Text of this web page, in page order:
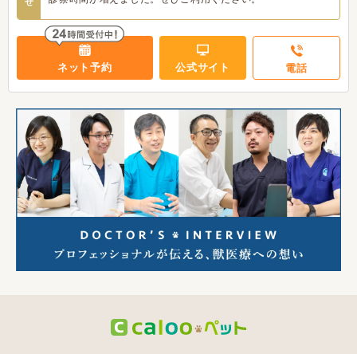
ネット予約 公式サイト 電話